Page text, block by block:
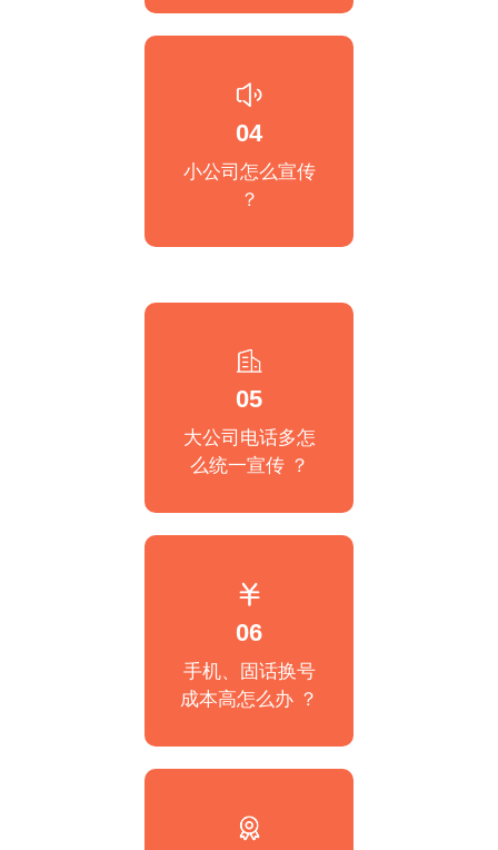
04
小公司怎么宣传
？
05
大公司电话多怎
么统一宣传 ？
06
手机、固话换号
成本高怎么办 ？